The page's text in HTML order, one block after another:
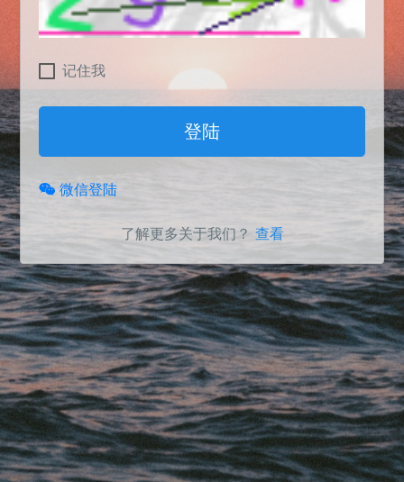
记住我
登陆
微信登陆
了解更多关于我们？ 查看